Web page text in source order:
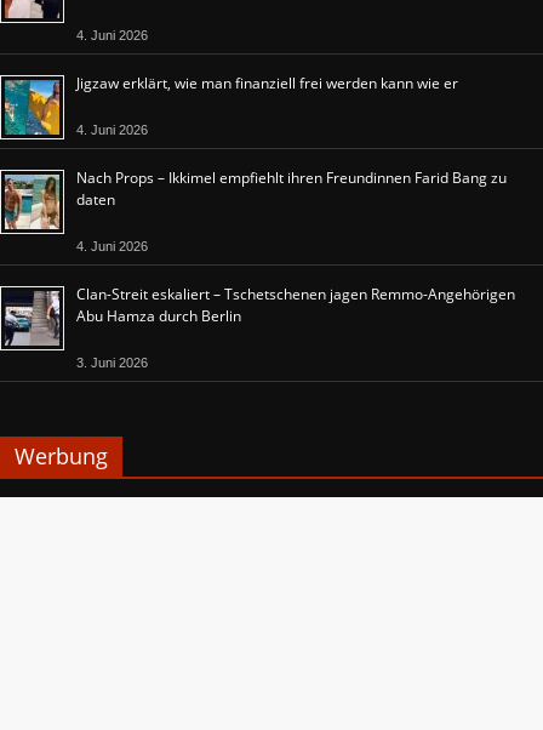
4. Juni 2026
Jigzaw erklärt, wie man finanziell frei werden kann wie er
4. Juni 2026
Nach Props – Ikkimel empfiehlt ihren Freundinnen Farid Bang zu
daten
4. Juni 2026
Clan-Streit eskaliert – Tschetschenen jagen Remmo-Angehörigen
Abu Hamza durch Berlin
3. Juni 2026
Werbung